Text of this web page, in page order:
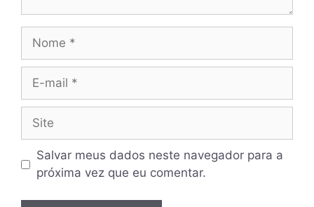
Nome
Site
Salvar meus dados neste navegador para a
próxima vez que eu comentar.